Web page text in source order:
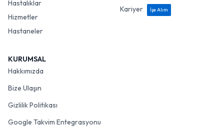
Hastalıklar
Hizmetler
Hastaneler
Kariyer
İşe Alım
KURUMSAL
Hakkımızda
Bize Ulaşın
Gizlilik Politikası
Google Takvim Entegrasyonu